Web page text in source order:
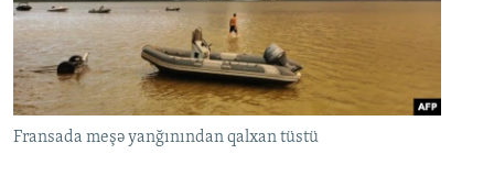
Fransada meşə yanğınından qalxan tüstü